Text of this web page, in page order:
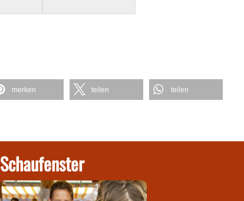
merken teilen teilen
Schaufenster